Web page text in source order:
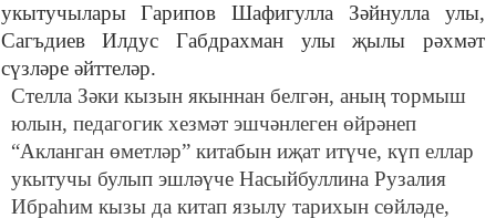
укытучылары Гарипов Шафигулла Зәйнулла улы,
Сагъдиев Илдус Габдрахман улы җылы рәхмәт
сүзләре әйттеләр.
Стелла Зәки кызын якыннан белгән, аның тормыш
юлын, педагогик хезмәт эшчәнлеген өйрәнеп
“Акланган өметләр” китабын иҗат итүче, күп еллар
укытучы булып эшләүче Насыйбуллина Рузалия
Ибраһим кызы да китап язылу тарихын сөйләде,